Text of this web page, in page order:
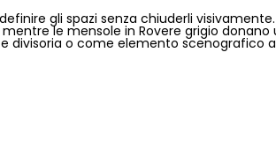
gli spazi senza chiuderli
le mensole in Rovere grigio
divisoria o come elemento scenografico